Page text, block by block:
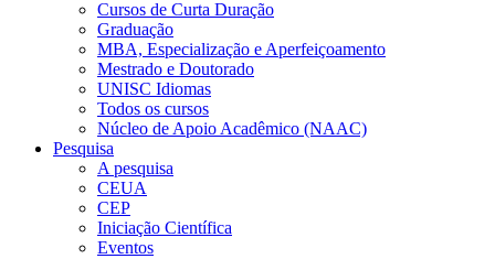
Cursos de Curta Duração
Graduação
MBA, Especialização e Aperfeiçoamento
Mestrado e Doutorado
UNISC Idiomas
Todos os cursos
Núcleo de Apoio Acadêmico (NAAC)
Pesquisa
A pesquisa
CEUA
CEP
Iniciação Científica
Eventos